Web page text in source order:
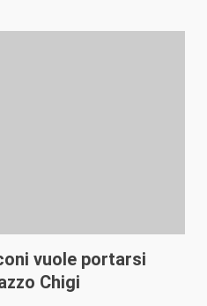
vuole portarsi
Chigi